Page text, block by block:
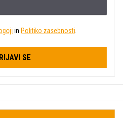
in Politiko zasebnosti
SE